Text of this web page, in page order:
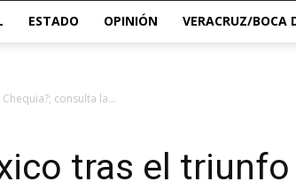
ESTADO OPINIÓN VERACRUZ/BOCA
consulta la...
tras el triunfo